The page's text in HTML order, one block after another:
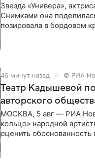
Звезда «Универа»,
Снимками она
позировала в бордовом
46 минут назад © РИА
Театр Кадышевой
авторского
МОСКВА, 5 авг — РИА
кольцо» народной
оценить обоснованность